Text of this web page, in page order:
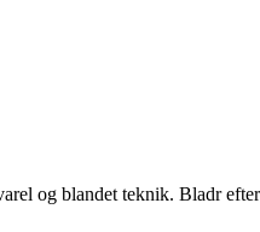
og blandet teknik. Bladr